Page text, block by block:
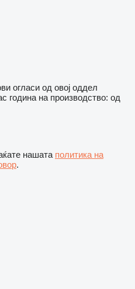
огласи од овој оддел
година на производство: од
нашата политика на
.